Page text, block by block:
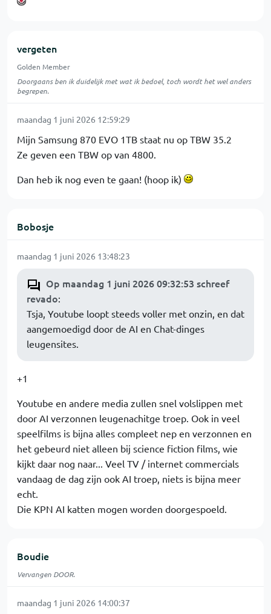
vergeten
Golden Member
Doorgaans ben ik duidelijk met wat ik bedoel, toch wordt het wel anders
begrepen.
maandag 1 juni 2026 12:59:29
Mijn Samsung 870 EVO 1TB staat nu op TBW 35.2
Ze geven een TBW op van 4800.
Dan heb ik nog even te gaan! (hoop ik)
Bobosje
maandag 1 juni 2026 13:48:23
Op maandag 1 juni 2026 09:32:53 schreef
revado:
Tsja, Youtube loopt steeds voller met onzin, en dat
aangemoedigd door de AI en Chat-dinges
leugensites.
+1
Youtube en andere media zullen snel volslippen met
door AI verzonnen leugenachitge troep. Ook in veel
speelfilms is bijna alles compleet nep en verzonnen en
het gebeurd niet alleen bij science fiction films, wie
kijkt daar nog naar... Veel TV / internet commercials
vandaag de dag zijn ook AI troep, niets is bijna meer
echt.
Die KPN AI katten mogen worden doorgespoeld.
Boudie
Vervangen DOOR.
maandag 1 juni 2026 14:00:37